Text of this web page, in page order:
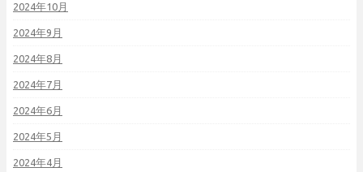
2024年10月
2024年9月
2024年8月
2024年7月
2024年6月
2024年5月
2024年4月